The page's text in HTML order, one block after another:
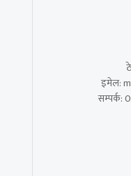
इमेल:
सम्पर्क: